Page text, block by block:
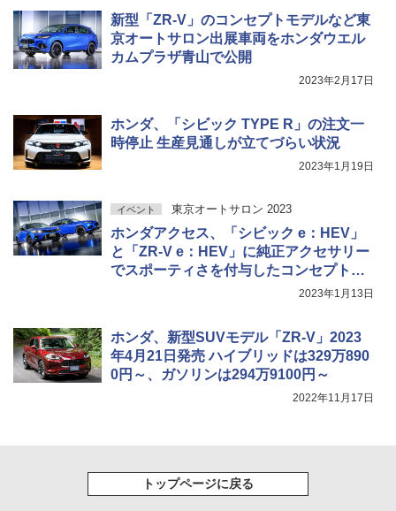
新型「ZR-V」のコンセプトモデルなど東
京オートサロン出展車両をホンダウエル
カムプラザ青山で公開
2023年2月17日
ホンダ、「シビック TYPE R」の注文一
時停止 生産見通しが立てづらい状況
2023年1月19日
イベント 東京オートサロン 2023
ホンダアクセス、「シビック e：HEV」
と「ZR-V e：HEV」に純正アクセサリー
でスポーティさを付与したコンセプトモ
デルを東京オートサロンに出展2023年1月13日
ホンダ、新型SUVモデル「ZR-V」2023
年4月21日発売 ハイブリッドは329万890
0円～、ガソリンは294万9100円～
2022年11月17日
トップページに戻る